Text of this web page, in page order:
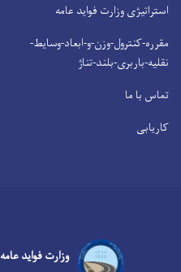
استراتیژی وزارت فواید عامه
مقرره-کنترول-وزن-و-ابعاد-وسایط-
نقلیه-باربری-بلند-تناژ
تماس با ما
کاریابی
وزارت فواید عامه